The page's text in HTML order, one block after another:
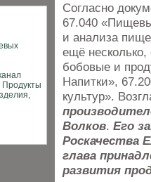
Согласно
67.040
и анализа
ещё несколько,
бобовые и
Напитки»,
культур».
Волков. Его
Роскачества
глава
развития